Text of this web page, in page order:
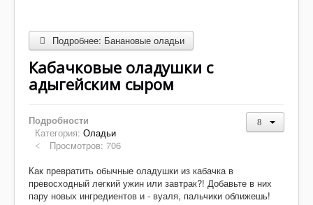
Подробнее: Банановые оладьи
Кабачковые оладушки с
адыгейским сыром
Подробности
Категория: Оладьи
Просмотров: 706
Как превратить обычные оладушки из кабачка в
превосходный легкий ужин или завтрак?! Добавьте в них
пару новых ингредиентов и - вуаля, пальчики оближешь!